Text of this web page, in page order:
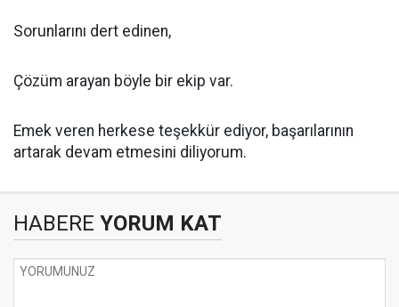
Sorunlarını dert edinen,
Çözüm arayan böyle bir ekip var.
Emek veren herkese teşekkür ediyor, başarılarının
artarak devam etmesini diliyorum.
HABERE YORUM KAT